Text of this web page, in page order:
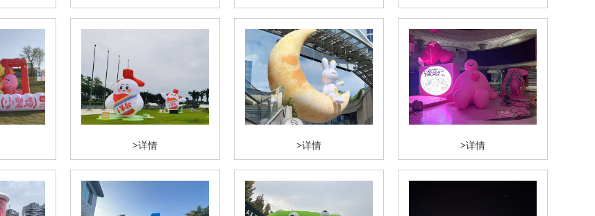
>详情 >详情 >详情